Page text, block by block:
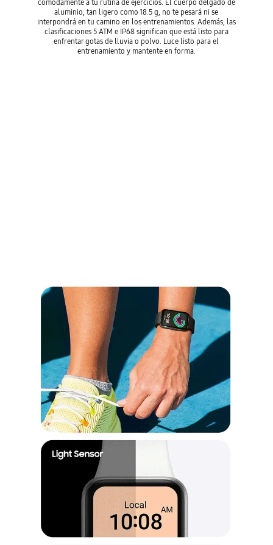
cómodamente a tu rutina de ejercicios. El cuerpo delgado de
aluminio, tan ligero como 18.5 g, no te pesará ni se
interpondrá en tu camino en los entrenamientos. Además, las
clasificaciones 5 ATM e IP68 significan que está listo para
enfrentar gotas de lluvia o polvo. Luce listo para el
entrenamiento y mantente en forma.